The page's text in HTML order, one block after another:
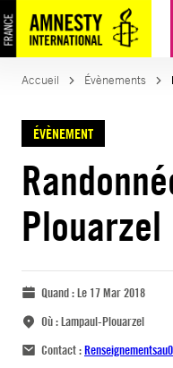
Accueil Évènements
ÉVÈNEMENT
Plouarzel
Quand :Le 17 Mar 2018
Où :Lampaul-Plouarzel
Contact :